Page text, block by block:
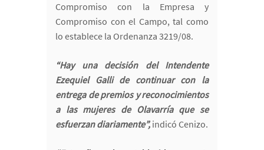
Compromiso con la Empresa y
Compromiso con el Campo, tal como
lo establece la Ordenanza 3219/08.
“Hay una decisión del Intendente
Ezequiel Galli de continuar con la
entrega de premios y reconocimientos
a las mujeres de Olavarría que se
esfuerzan diariamente”, indicó Cenizo.